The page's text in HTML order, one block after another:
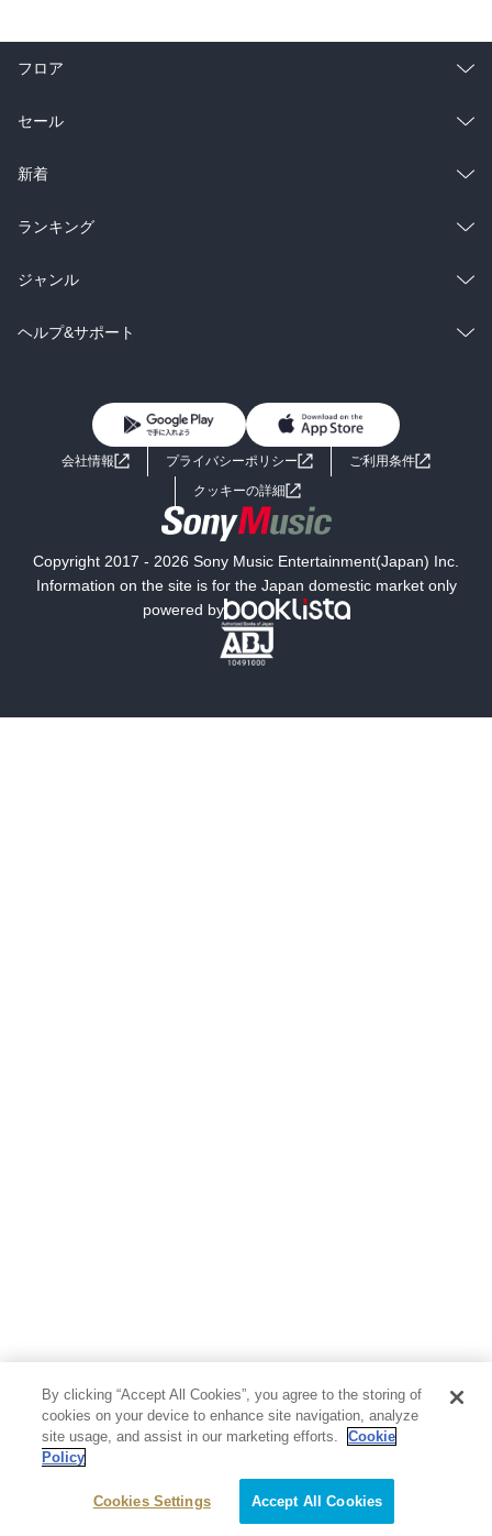
フロア
総合
ラノベ
雑誌・グラビア
BL・TL
セール
総合
ラノベ
雑誌・グラビア
BL・TL
新着
総合
ラノベ
雑誌・グラビア
ランキング
総合
ラノベ
ジャンル
コミック
ライトノベル 男子向けラノベ
小説
海外小説
ミステリー SF
文学
ヘルプ&サポート
よくあるご質問 お問い合わせ
会社情報 プライバシーポリシー
ご利用条件
クッキーの詳細
Copyright 2017 - 2026 Sony Music Entertainment(Japan) Inc.
Information on the site is for the Japan domestic market only
powered by
By clicking “Accept All Cookies”, you agree to the storing of
cookies on your device to enhance site navigation, analyze
site usage, and assist in our marketing efforts.
Cookie
Policy
Cookies Settings Accept All Cookies